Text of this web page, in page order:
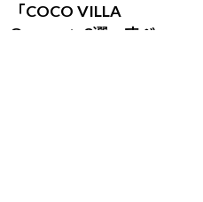
「COCO VILLA
Owners」3選。すべて